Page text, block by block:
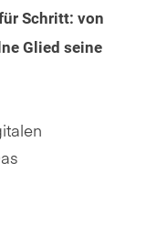
Schritt: von
Glied seine